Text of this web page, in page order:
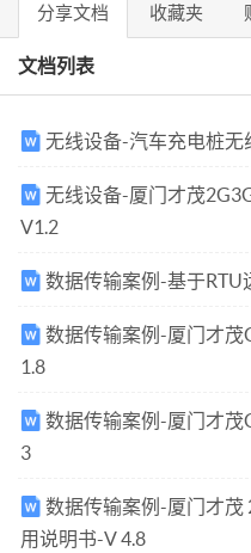
分享文档 收藏夹
文档列表
无线设备-汽车充电桩无
无线设备-厦门才茂
V1.2
数据传输案例-基于
数据传输案例-厦门才茂
1.8
数据传输案例-厦门才茂
3
数据传输案例-厦门才茂
用说明书-V 4.8